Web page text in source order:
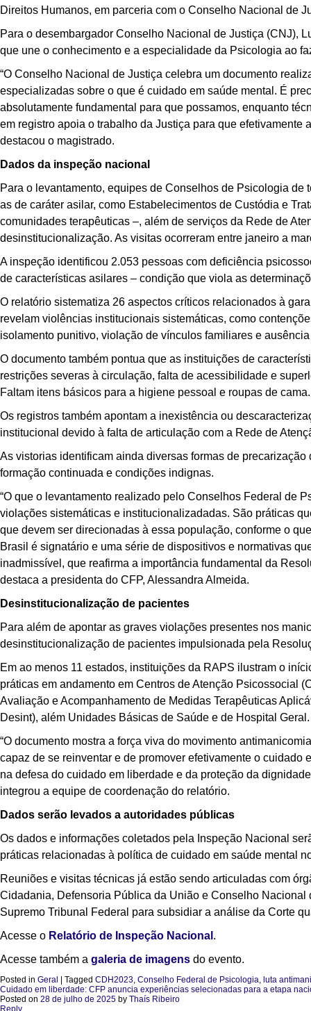
Direitos Humanos, em parceria com o Conselho Nacional de
Para o desembargador Conselho Nacional de Justiça (CNJ),
que une o conhecimento e a especialidade da Psicologia ao
“O Conselho Nacional de Justiça celebra um documento
especializadas sobre o que é cuidado em saúde mental. É
absolutamente fundamental para que possamos, enquanto
em registro apoia o trabalho da Justiça para que efetivamente
destacou o magistrado.
Dados da inspeção nacional
Para o levantamento, equipes de Conselhos de Psicologia
as de caráter asilar, como Estabelecimentos de Custódia e
comunidades terapêuticas –, além de serviços da Rede de
desinstitucionalização. As visitas ocorreram entre janeiro a
A inspeção identificou 2.053 pessoas com deficiência
de características asilares – condição que viola as
O relatório sistematiza 26 aspectos críticos relacionados à
revelam violências institucionais sistemáticas, como
isolamento punitivo, violação de vínculos familiares e
O documento também pontua que as instituições de
restrições severas à circulação, falta de acessibilidade e
Faltam itens básicos para a higiene pessoal e roupas de cama.
Os registros também apontam a inexistência ou
institucional devido à falta de articulação com a Rede de
As vistorias identificam ainda diversas formas de
formação continuada e condições indignas.
“O que o levantamento realizado pelo Conselhos Federal de
violações sistemáticas e institucionalizadadas. São práticas
que devem ser direcionadas à essa população, conforme o
Brasil é signatário e uma série de dispositivos e normativas
inadmissível, que reafirma a importância fundamental da
destaca a presidenta do CFP, Alessandra Almeida.
Desinstitucionalização de pacientes
Para além de apontar as graves violações presentes nos
desinstitucionalização de pacientes impulsionada pela
Em ao menos 11 estados, instituições da RAPS ilustram o
práticas em andamento em Centros de Atenção Psicossocial
Avaliação e Acompanhamento de Medidas Terapêuticas
Desint), além Unidades Básicas de Saúde e de Hospital Geral.
“O documento mostra a força viva do movimento
capaz de se reinventar e de promover efetivamente o
na defesa do cuidado em liberdade e da proteção da
integrou a equipe de coordenação do relatório.
Dados serão levados a autoridades públicas
Os dados e informações coletados pela Inspeção Nacional
práticas relacionadas à política de cuidado em saúde mental
Reuniões e visitas técnicas já estão sendo articuladas com
Cidadania, Defensoria Pública da União e Conselho
Supremo Tribunal Federal para subsidiar a análise da Corte
Acesse o Relatório de Inspeção Nacional .
Acesse também a galeria de imagens do evento.
Posted in Geral Tagged CDH2023, Conselho Federal de Psicologia, luta
Cuidado em liberdade: CFP anuncia experiências selecionadas para a etapa
Posted on 28 de julho de 2025 by Thaís Ribeiro
Reply